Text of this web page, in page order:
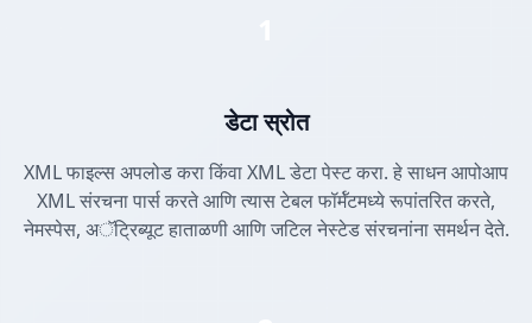
डेटा स्रोत
XML फाइल्स अपलोड करा किंवा XML डेटा पेस्ट करा. हे साधन आपोआप
XML संरचना पार्स करते आणि त्यास टेबल फॉर्मॅटमध्ये रूपांतरित करते,
नेमस्पेस, अॅट्रिब्यूट हाताळणी आणि जटिल नेस्टेड संरचनांना समर्थन देते.